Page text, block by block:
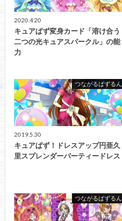
2020.4.20
キュアぱず変身カード「溶け合う
二つの光キュアスパークル」の能
力
つながるぱずるん
2019.5.30
キュアぱず！ドレスアップ円亜久
里スプレンダーパーティードレス
つながるぱずるん